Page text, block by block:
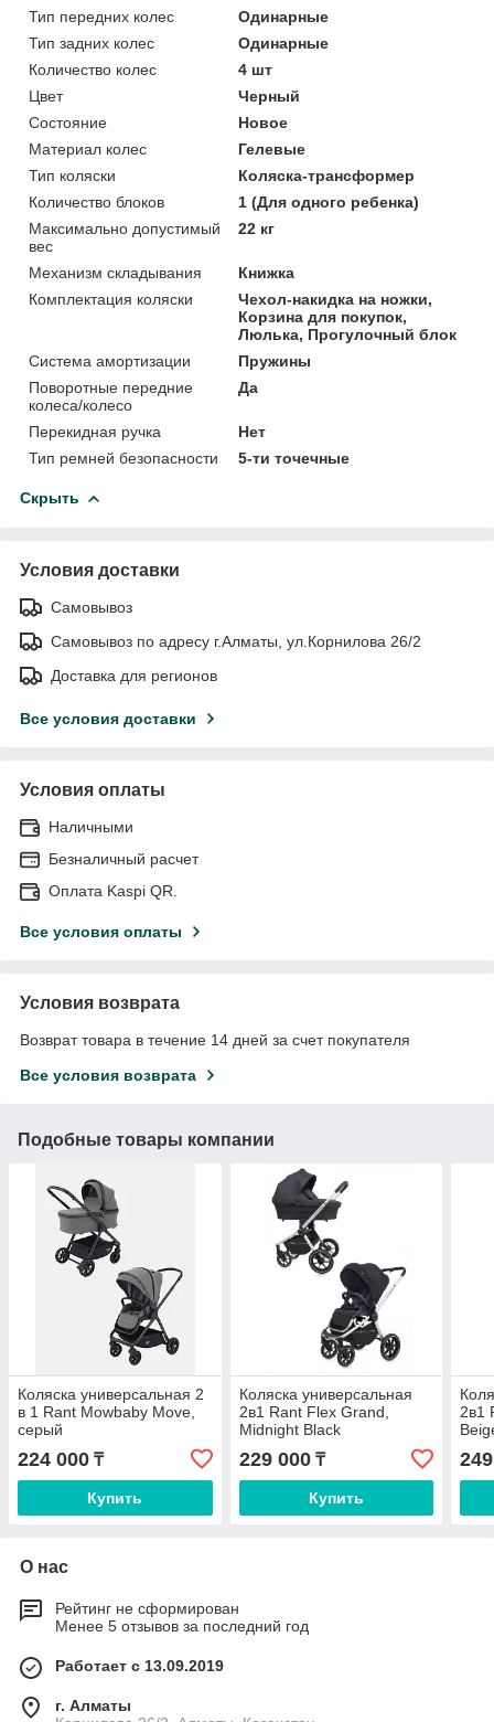
Тип передних колес
Одинарные
Тип задних колес
Одинарные
Количество колес
4 шт
Цвет
Черный
Состояние
Новое
Материал колес
Гелевые
Тип коляски
Коляска-трансформер
Количество блоков
1 (Для одного ребенка)
Максимально допустимый
вес
22 кг
Механизм складывания
Книжка
Комплектация коляски
Чехол-накидка на ножки,
Корзина для покупок,
Люлька, Прогулочный блок
Система амортизации
Пружины
Поворотные передние
колеса/колесо
Да
Перекидная ручка
Нет
Тип ремней безопасности
5-ти точечные
Скрыть
Условия доставки
Самовывоз
Самовывоз по адресу г.Алматы, ул.Корнилова 26/2
Доставка для регионов
Все условия доставки
Условия оплаты
Наличными
Безналичный расчет
Оплата Kaspi QR.
Все условия оплаты
Условия возврата
Возврат товара в течение 14 дней за счет покупателя
Все условия возврата
Подобные товары компании
Коляска универсальная 2
в 1 Rant Mowbaby Move,
серый
224 000 ₸
Купить
Коляска универсальная
2в1 Rant Flex Grand,
Midnight Black
229 000₸
Купить
2в1
О нас
Рейтинг не сформирован
Менее 5 отзывов за последний год
Работает с 13.09.2019
г. Алматы